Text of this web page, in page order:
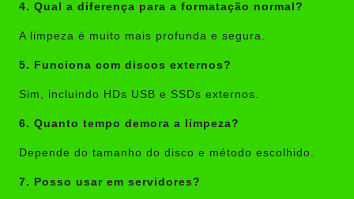
4. Qual a diferença para a formatação normal?
A limpeza é muito mais profunda e segura.
5. Funciona com discos externos?
Sim, incluindo HDs USB e SSDs externos.
6. Quanto tempo demora a limpeza?
Depende do tamanho do disco e método escolhido.
7. Posso usar em servidores?